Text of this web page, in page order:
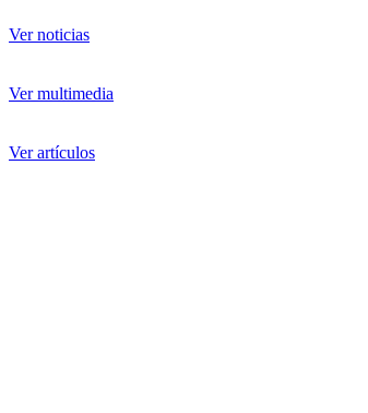
Ver noticias
Ver multimedia
Ver artículos